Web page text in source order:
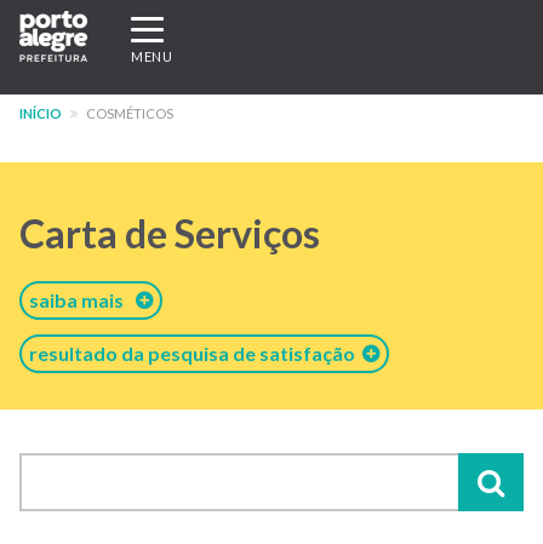
Pular
para
conteúdo
Expandir/recolher
navegação
MENU
INÍCIO COSMÉTICOS
Carta de Serviços
saiba mais
resultado da pesquisa de satisfação